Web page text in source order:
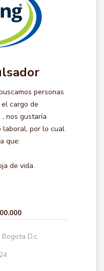
personas
cargo de
, nos gustaría
laboral, por lo cual
que:
de vida.
D.c.